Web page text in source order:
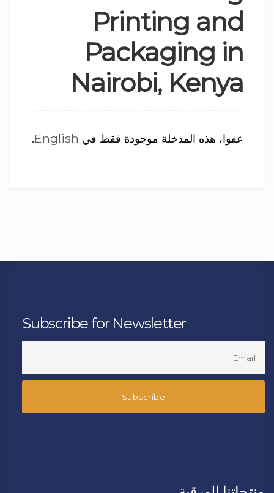
Printing and
Packaging in
Nairobi, Kenya
عفوا، هذه المدخلة موجودة فقط في English
.
Subscribe for Newsletter